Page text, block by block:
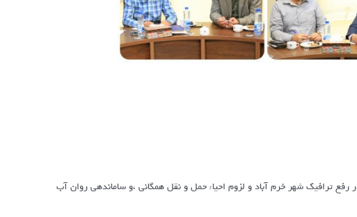
ترافیک شهر خرم آباد و لزوم احیاء حمل و نقل همگانی ،و ساماندهی روان آب